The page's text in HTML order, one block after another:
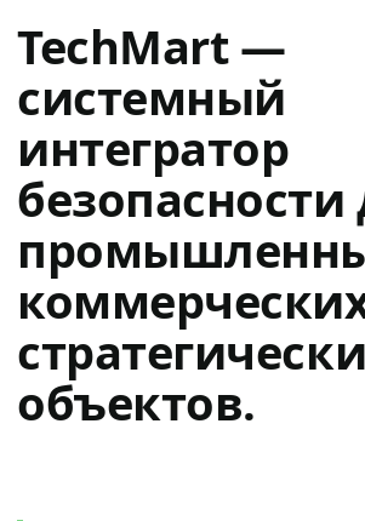
TechMart —
системный
интегратор
безопасности
объектов.